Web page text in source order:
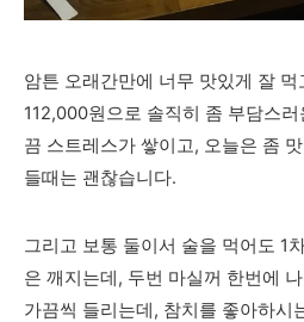
암튼 오래간만에 너무 맛있게 잘 먹
112,000원으로 솔직히 좀 부담스
끔 스트레스가 쌓이고, 오늘은 좀
들때는 괜찮습니다.
그리고 보통 둘이서 술을 먹어도 1
은 깨지는데, 두번 마실꺼 한번에
가끔씩 들리는데, 참치를 좋아하시